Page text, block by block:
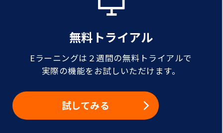
無料トライアル
Eラーニングは２週間の無料トライアルで
実際の機能をお試しいただけます。
試してみる